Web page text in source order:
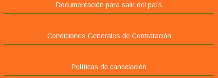
Documentación para salir del país
Condiciones Generales de Contratación
Políticas de cancelación